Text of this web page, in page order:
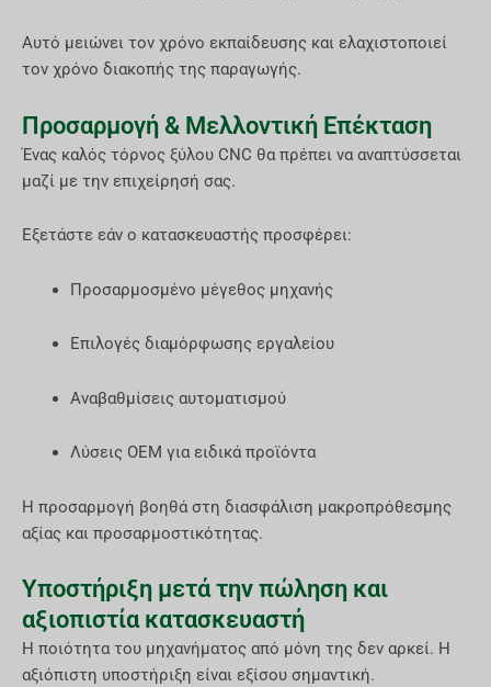
Αυτό μειώνει τον χρόνο εκπαίδευσης και ελαχιστοποιεί
τον χρόνο διακοπής της παραγωγής.
Προσαρμογή & Μελλοντική Επέκταση
Ένας καλός τόρνος ξύλου CNC θα πρέπει να αναπτύσσεται
μαζί με την επιχείρησή σας.
Εξετάστε εάν ο κατασκευαστής προσφέρει:
Προσαρμοσμένο μέγεθος μηχανής
Επιλογές διαμόρφωσης εργαλείου
Αναβαθμίσεις αυτοματισμού
Λύσεις OEM για ειδικά προϊόντα
Η προσαρμογή βοηθά στη διασφάλιση μακροπρόθεσμης
αξίας και προσαρμοστικότητας.
Υποστήριξη μετά την πώληση και
αξιοπιστία κατασκευαστή
Η ποιότητα του μηχανήματος από μόνη της δεν αρκεί. Η
αξιόπιστη υποστήριξη είναι εξίσου σημαντική.